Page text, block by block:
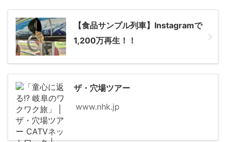
【食品サンプル列車】Instagramで
1,200万再生！！
ザ・穴場ツアー
www.nhk.jp